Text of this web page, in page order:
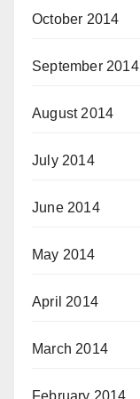
October 2014
September 2014
August 2014
July 2014
June 2014
May 2014
April 2014
March 2014